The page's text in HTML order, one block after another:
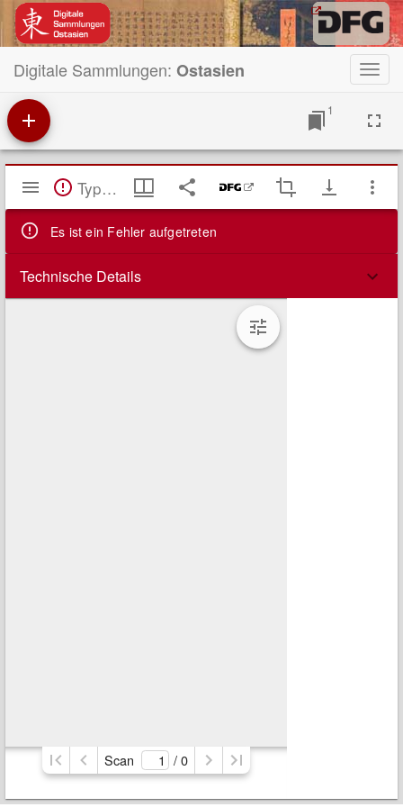
Digitale Sammlungen: Ostasien
1
Mirador
Viewer TypeError: Failed to fetch
Es ist ein Fehler aufgetreten
Technische Details
Scan / 0